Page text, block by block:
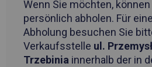
Wenn Sie möchten,
persönlich abholen. Für
Abholung besuchen Sie
Verkaufsstelle ul.
Trzebinia innerhalb der in